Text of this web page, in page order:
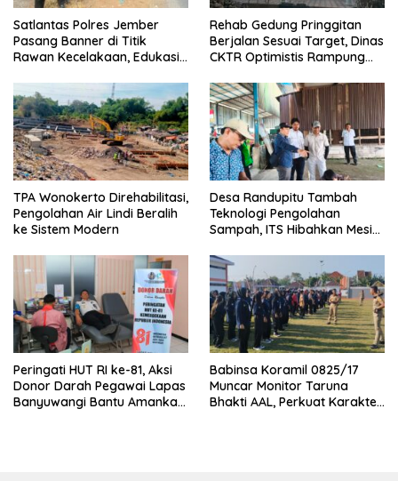
Satlantas Polres Jember
Pasang Banner di Titik
Rawan Kecelakaan, Edukasi
Keselamatan
Rehab Gedung Pringgitan
Berjalan Sesuai Target, Dinas
CKTR Optimistis Rampung
TPA Wonokerto Direhabilitasi,
Pengolahan Air Lindi Beralih
ke Sistem Modern
Desa Randupitu Tambah
Teknologi Pengolahan
Sampah, ITS Hibahkan Mesin
Peringati HUT RI ke-81, Aksi
Donor Darah Pegawai Lapas
Banyuwangi Bantu Amankan
Babinsa Koramil 0825/17
Muncar Monitor Taruna
Bhakti AAL, Perkuat Karakter